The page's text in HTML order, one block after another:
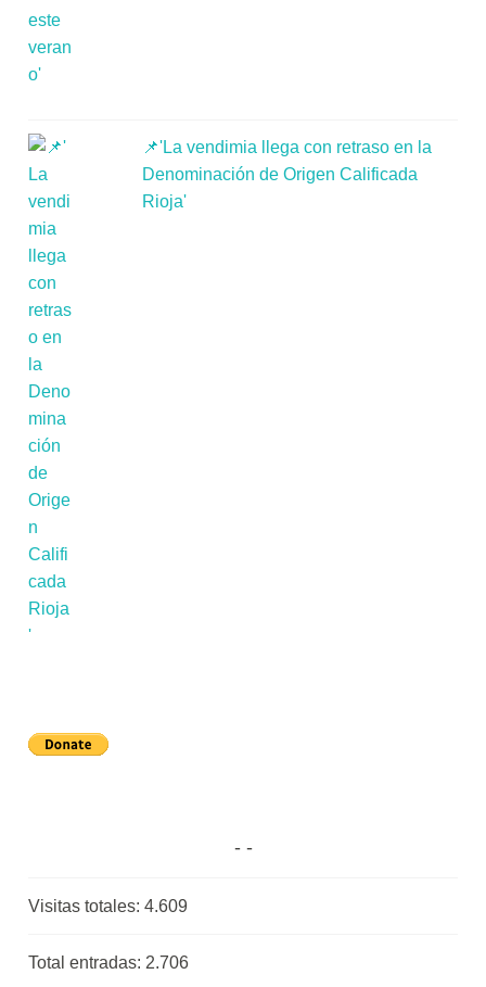
📌'La vendimia llega con retraso en la
Denominación de Origen Calificada
Rioja'
Visitas totales:4.609
Total entradas: 2.706